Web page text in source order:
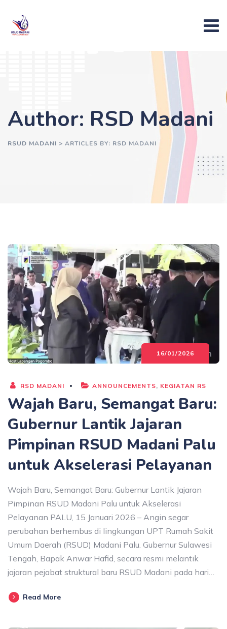
content
Author: RSD Madani
RSUD MADANI > ARTICLES BY: RSD MADANI
16/01/2026
RSD MADANI ANNOUNCEMENTS, KEGIATAN RS
Wajah Baru, Semangat Baru:
Gubernur Lantik Jajaran
Pimpinan RSUD Madani Palu
untuk Akselerasi Pelayanan
Wajah Baru, Semangat Baru: Gubernur Lantik Jajaran
Pimpinan RSUD Madani Palu untuk Akselerasi
Pelayanan PALU, 15 Januari 2026 – Angin segar
perubahan berhembus di lingkungan UPT Rumah Sakit
Umum Daerah (RSUD) Madani Palu. Gubernur Sulawesi
Tengah, Bapak Anwar Hafid, secara resmi melantik
jajaran pejabat struktural baru RSUD Madani pada hari…
Read More